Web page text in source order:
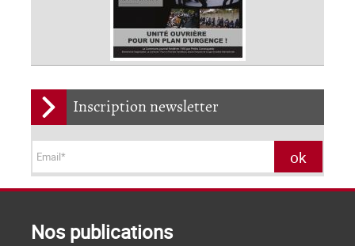
Inscription newsletter
Nos publications